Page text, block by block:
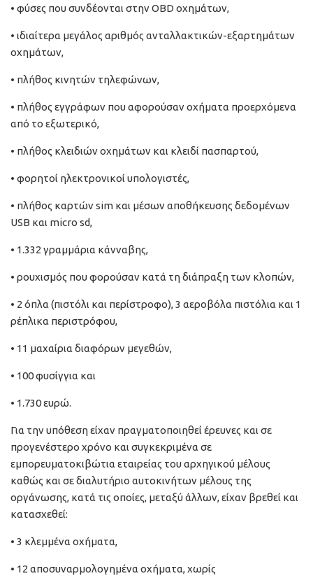
• φύσες που συνδέονται στην OBD οχημάτων,
• ιδιαίτερα μεγάλος αριθμός ανταλλακτικών-εξαρτημάτων
οχημάτων,
• πλήθος κινητών τηλεφώνων,
• πλήθος εγγράφων που αφορούσαν οχήματα προερχόμενα
από το εξωτερικό,
• πλήθος κλειδιών οχημάτων και κλειδί πασπαρτού,
• φορητοί ηλεκτρονικοί υπολογιστές,
• πλήθος καρτών sim και μέσων αποθήκευσης δεδομένων
USB και micro sd,
• 1.332 γραμμάρια κάνναβης,
• ρουχισμός που φορούσαν κατά τη διάπραξη των κλοπών,
• 2 όπλα (πιστόλι και περίστροφο), 3 αεροβόλα πιστόλια και 1
ρέπλικα περιστρόφου,
• 11 μαχαίρια διαφόρων μεγεθών,
• 100 φυσίγγια και
• 1.730 ευρώ.
Για την υπόθεση είχαν πραγματοποιηθεί έρευνες και σε
προγενέστερο χρόνο και συγκεκριμένα σε
εμπορευματοκιβώτια εταιρείας του αρχηγικού μέλους
καθώς και σε διαλυτήριο αυτοκινήτων μέλους της
οργάνωσης, κατά τις οποίες, μεταξύ άλλων, είχαν βρεθεί και
κατασχεθεί:
• 3 κλεμμένα οχήματα,
• 12 αποσυναρμολογημένα οχήματα, χωρίς